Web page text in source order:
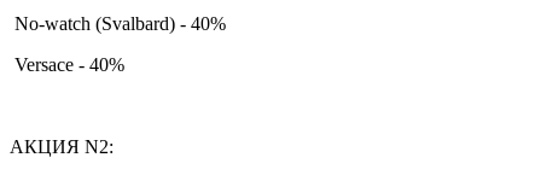
No-watch (Svalbard) - 40%
Versace - 40%
АКЦИЯ N2: